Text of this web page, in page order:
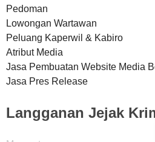
Pedoman
Lowongan Wartawan
Peluang Kaperwil & Kabiro
Atribut Media
Jasa Pembuatan Website Media
Jasa Pres Release
Langganan Jejak